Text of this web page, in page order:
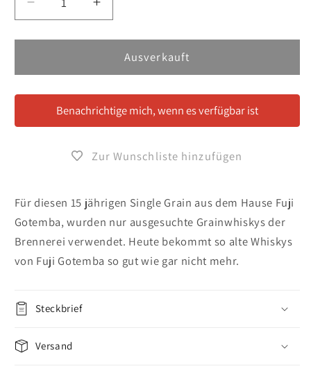
Verringere
die
Menge
Kirin
Gotemba
Erhöhe
die
Menge
Kirin
Gotemba
Single
15
Ausverkauft
Benachrichtige mich, wenn es verfügbar ist
Zur Wunschliste hinzufügen
Für diesen 15 jährigen Single Grain aus dem Hause Fuji
Gotemba, wurden nur ausgesuchte Grainwhiskys der
Brennerei verwendet. Heute bekommt so alte Whiskys
von Fuji Gotemba so gut wie gar nicht mehr.
Steckbrief
Versand